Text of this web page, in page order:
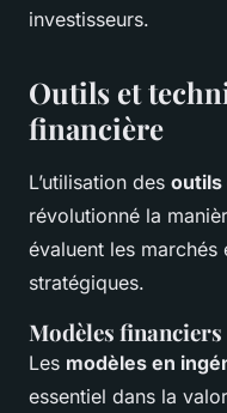
investisseurs.
Outils et
financière
L’utilisation des outils
révolutionné la
évaluent les
stratégiques.
Modèles financiers
Les modèles en
essentiel dans la